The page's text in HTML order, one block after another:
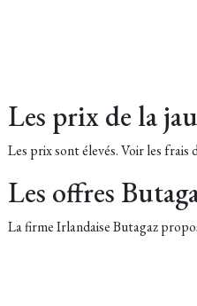
Les prix de la
Les prix sont élevés. Voir les
Les offres
La firme Irlandaise Butagaz